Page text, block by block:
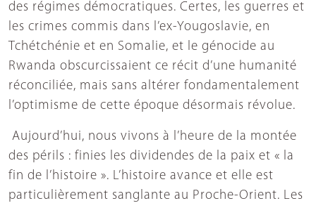
des régimes démocratiques. Certes, les guerres et
les crimes commis dans l’ex-Yougoslavie, en
Tchétchénie et en Somalie, et le génocide au
Rwanda obscurcissaient ce récit d’une humanité
réconciliée, mais sans altérer fondamentalement
l’optimisme de cette époque désormais révolue.
Aujourd’hui, nous vivons à l’heure de la montée
des périls : finies les dividendes de la paix et « la
fin de l’histoire ». L’histoire avance et elle est
particulièrement sanglante au Proche-Orient. Les